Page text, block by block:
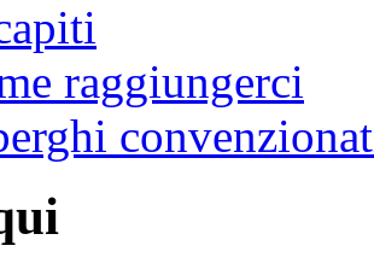
raggiungerci